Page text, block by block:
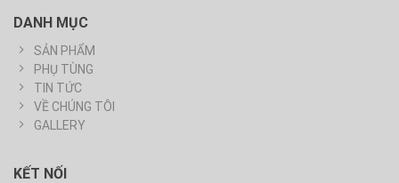
DANH MỤC
SẢN PHẨM
PHỤ TÙNG
TIN TỨC
VỀ CHÚNG TÔI
GALLERY
KẾT NỐI